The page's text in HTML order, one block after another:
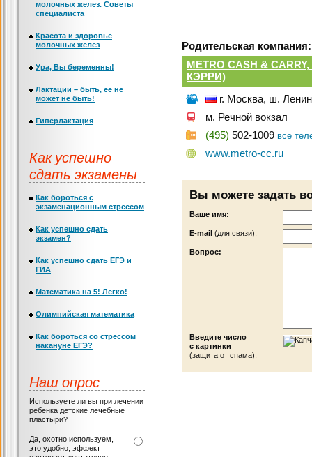
Родительская компания:
METRO CASH &
КЭРРИ)
г. Москва, ш.
м. Речной вокзал
(495) 502-1009 все
www.metro-cc.ru
Вы можете задать
Ваше имя:
Е-mail (для связи):
Вопрос:
Введите число
с картинки
(защита от спама):
молочных желез. Советы
специалиста
Красота и здоровье
молочных желез
Ура, Вы беременны!
Лактации – быть, её не
может не быть!
Гиперлактация
Как успешно
сдать экзамены
Как бороться с
экзаменационным стрессом
Как успешно сдать
экзамен?
Как успешно сдать ЕГЭ и
ГИА
Математика на 5! Легко!
Олимпийская математика
Как бороться со стрессом
накануне ЕГЭ?
Наш опрос
Используете ли вы при лечении
ребенка детские лечебные
пластыри?
Да, охотно используем,
это удобно, эффект